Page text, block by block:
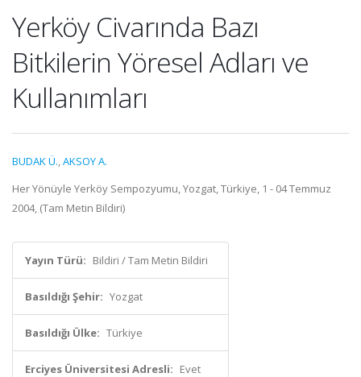
Yerköy Civarında Bazı
Bitkilerin Yöresel Adları ve
Kullanımları
BUDAK Ü.,AKSOY A.
Her Yönüyle Yerköy Sempozyumu, Yozgat, Türkiye, 1 - 04 Temmuz
2004, (Tam Metin Bildiri)
Yayın Türü: Bildiri / Tam Metin Bildiri
Basıldığı Şehir: Yozgat
Basıldığı Ülke: Türkiye
Erciyes Üniversitesi Adresli: Evet